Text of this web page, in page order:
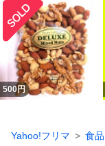
500円
Yahoo!フリマ 食品